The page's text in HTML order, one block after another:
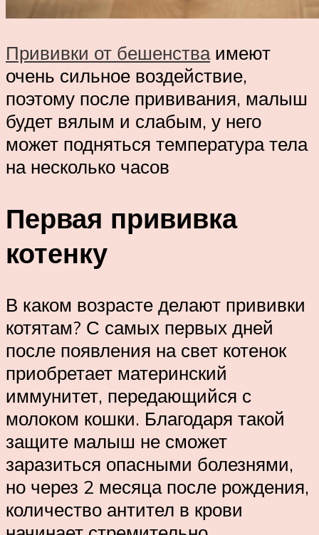
Прививки от бешенстваимеют
очень сильное воздействие,
поэтому после прививания, малыш
будет вялым и слабым, у него
может подняться температура тела
на несколько часов
Первая прививка
котенку
В каком возрасте делают прививки
котятам? С самых первых дней
после появления на свет котенок
приобретает материнский
иммунитет, передающийся с
молоком кошки. Благодаря такой
защите малыш не сможет
заразиться опасными болезнями,
но через 2 месяца после рождения,
количество антител в крови